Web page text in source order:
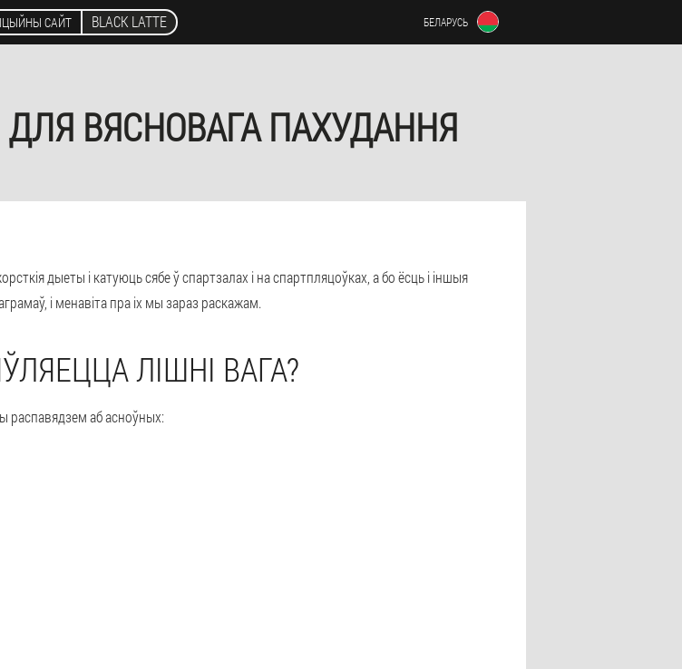
САЙТ BLACK LATTE БЕЛАРУСЬ
ВЯСНОВАГА ПАХУДАННЯ
дыеты і катуюць сябе ў спартзалах і на спартпляцоўках, а бо ёсць і іншыя
і менавіта пра іх мы зараз раскажам.
ЛІШНІ ВАГА?
распавядзем аб асноўных: